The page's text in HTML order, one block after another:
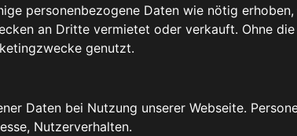
personenbezogene Daten wie nötig
an Dritte vermietet oder verkauft. Ohne
genutzt.
Daten bei Nutzung unserer Webseite.
Nutzerverhalten.